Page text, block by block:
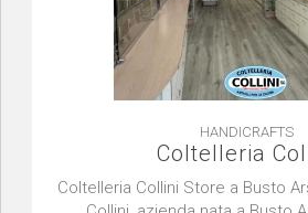
HANDICRAFTS
Coltelleria
Coltelleria Collini Store a Busto